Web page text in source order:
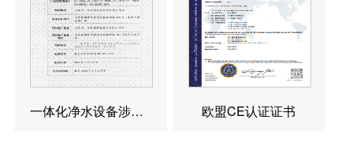
一体化净水设备涉水卫生许可批件 欧盟CE认证证书